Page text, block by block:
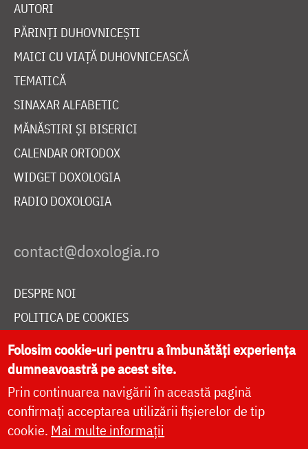
AUTORI
PĂRINȚI DUHOVNICEȘTI
MAICI CU VIAȚĂ DUHOVNICEASCĂ
TEMATICĂ
SINAXAR ALFABETIC
MĂNĂSTIRI ȘI BISERICI
CALENDAR ORTODOX
WIDGET DOXOLOGIA
RADIO DOXOLOGIA
DESPRE NOI
POLITICA DE COOKIES
DONEAZĂ ONLINE PENTRU CATEDRALA NAȚIONALĂ
LIVE
Folosim cookie-uri pentru a îmbunătăți experiența
dumneavoastră pe acest site.
Prin continuarea navigării în această pagină
confirmați acceptarea utilizării fișierelor de tip
cookie. Mai multe informații